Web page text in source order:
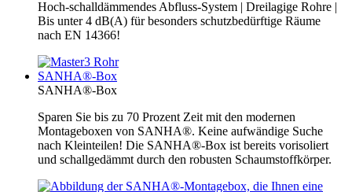
Hoch-schalldämmendes Abfluss-System | Dreilagige Rohre |
Bis unter 4 dB(A) für besonders schutzbedürftige Räume
nach EN 14366!
SANHA®-Box
SANHA®-Box
Sparen Sie bis zu 70 Prozent Zeit mit den modernen
Montageboxen von SANHA®. Keine aufwändige Suche
nach Kleinteilen! Die SANHA®-Box ist bereits vorisoliert
und schallgedämmt durch den robusten Schaumstoffkörper.